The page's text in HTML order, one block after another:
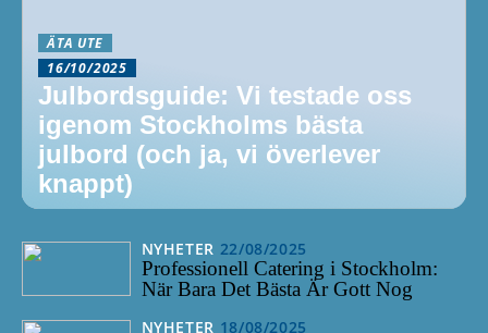
ÄTA UTE
16/10/2025
Julbordsguide: Vi testade oss
igenom Stockholms bästa
julbord (och ja, vi överlever
knappt)
NYHETER 22/08/2025
Professionell Catering i Stockholm:
När Bara Det Bästa Är Gott Nog
NYHETER 18/08/2025